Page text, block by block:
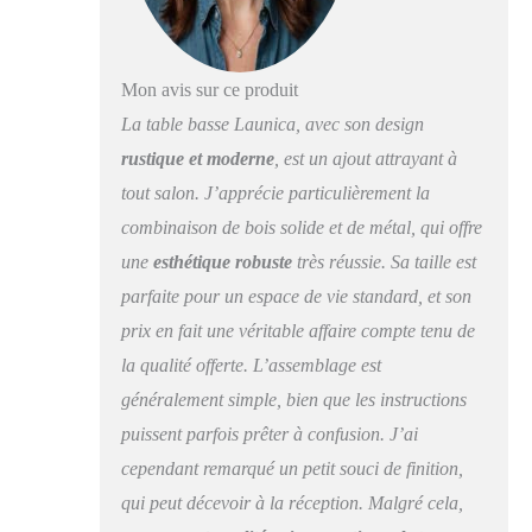
supplémentaire : la
table basse avec
rangement offre deux
d'espace pour organiser
soigneusement vos
livres, magazines,
autres éléments
essentiels dans le salon.
double rangement
facilite le maintien
d'un espace de vie bien
rangé et sans
encombrement.
Construction renforcée
de salon avec un
design renforcé en
Mon avis sur ce produit
La table basse Launica, avec son design
rustique et moderne, est un ajout attrayant à
tout salon. J’apprécie particulièrement la
combinaison de bois solide et de métal, qui offre
une esthétique robustetrès réussie. Sa taille est
parfaite pour un espace de vie standard, et son
prix en fait une véritable affaire compte tenu de
la qualité offerte. L’assemblage est
généralement simple, bien que les instructions
puissent parfois prêter à confusion. J’ai
cependant remarqué un petit souci de finition,
qui peut décevoir à la réception. Malgré cela,